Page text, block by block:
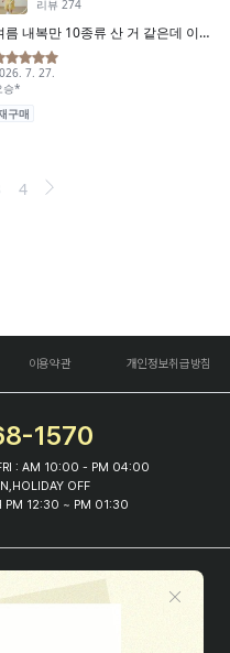
이용약관 개인정보취급방침
1570
: AM 10:00 - PM 04:00
OFF
PM 12:30 ~ PM 01:30